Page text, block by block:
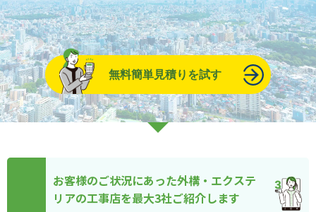
無料簡単見積りを試す
お客様のご状況にあった外構・エクステ
リアの工事店を最大3社ご紹介します